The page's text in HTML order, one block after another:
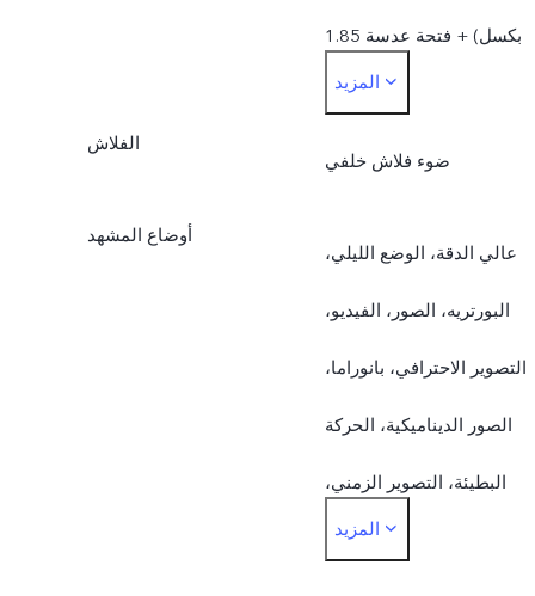
بكسل) + فتحة عدسة 1.85
(12 ميجا بكسل) + فتحة
المزيد
الفلاش
ضوء فلاش خلفي
أوضاع المشهد
عالي الدقة، الوضع الليلي،
البورتريه، الصور، الفيديو،
التصوير الاحترافي، بانوراما،
الصور الديناميكية، الحركة
البطيئة، التصوير الزمني،
ملصقات AR، الأفلام الصغيرة،
المزيد